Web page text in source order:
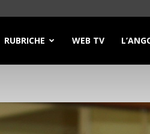
RUBRICHE WEB TV